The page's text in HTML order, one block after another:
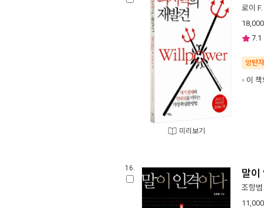
미리보기
로이
18,000
7.1
양탄
이
16. 말이
조항범
11,000